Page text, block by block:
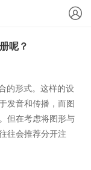
呢？
的形式。这样的设
发音和传播，而图
但在考虑将图形与
往会推荐分开注